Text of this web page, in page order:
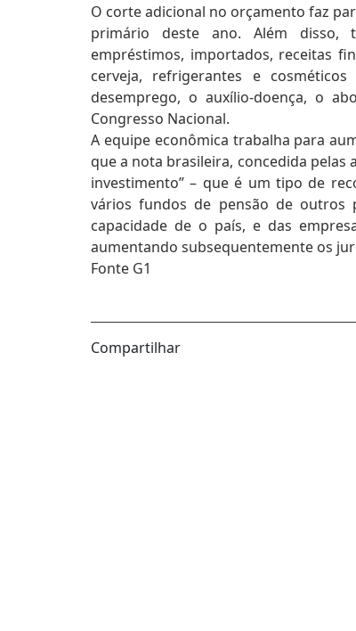
O corte adicional no orçamento faz
primário deste ano. Além disso,
empréstimos, importados, receitas
cerveja, refrigerantes e
desemprego, o auxílio-doença, o
Congresso Nacional.
A equipe econômica trabalha para
que a nota brasileira, concedida pelas
investimento” – que é um tipo de
vários fundos de pensão de outros
capacidade de o país, e das
aumentando subsequentemente os
Fonte G1
Compartilhar